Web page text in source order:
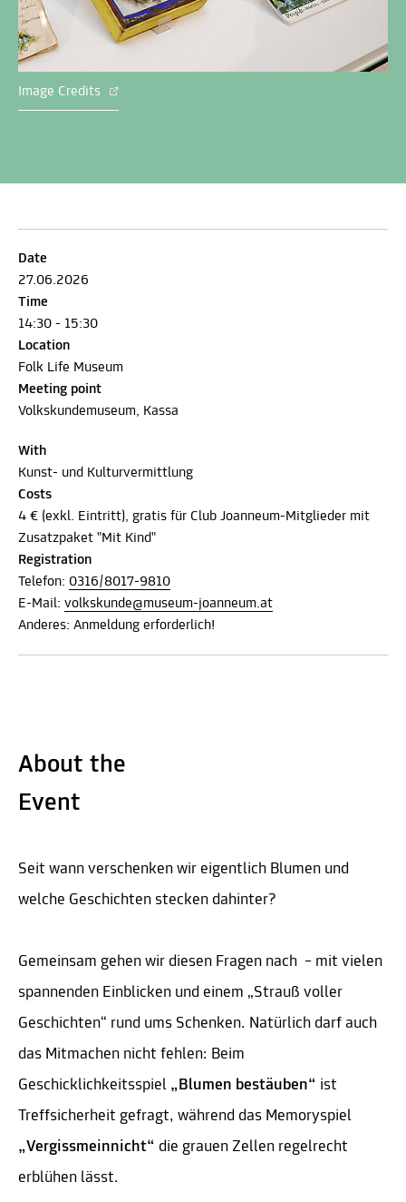
Image Credits
Date
27.06.2026
Time
14:30 - 15:30
Location
Folk Life Museum
Meeting point
Volkskundemuseum, Kassa
With
Kunst- und Kulturvermittlung
Costs
4 € (exkl. Eintritt), gratis für Club Joanneum-Mitglieder mit
Zusatzpaket "Mit Kind"
Registration
Telefon: 0316/8017-9810
E-Mail: volkskunde@museum-joanneum.at
Anderes: Anmeldung erforderlich!
About the
Event
Seit wann verschenken wir eigentlich Blumen und
welche Geschichten stecken dahinter?
Gemeinsam gehen wir diesen Fragen nach – mit vielen
spannenden Einblicken und einem „Strauß voller
Geschichten“ rund ums Schenken. Natürlich darf auch
das Mitmachen nicht fehlen: Beim
Geschicklichkeitsspiel „Blumen bestäuben“ ist
Treffsicherheit gefragt, während das Memoryspiel
„Vergissmeinnicht“ die grauen Zellen regelrecht
erblühen lässt.